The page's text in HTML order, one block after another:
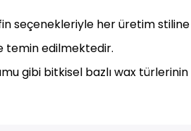
seçenekleriyle her üretim
temin edilmektedir.
gibi bitkisel bazlı wax